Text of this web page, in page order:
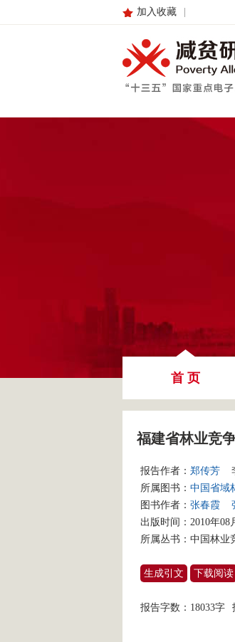
加入收藏
首 页
福建省林业竞
报告作者： 郑传芳
所属图书： 中国省域
图书作者： 张春霞
出版时间：2010年08
所属丛书： 中国林业
生成引文 下载阅读
报告字数：18033字